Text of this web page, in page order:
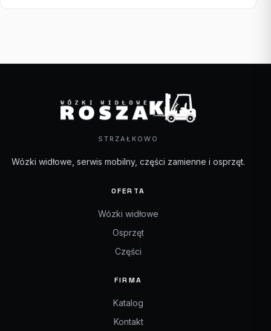
STRZAŁKOWO
Wózki widłowe, serwis mobilny, części zamienne i osprzęt.
OFERTA
Wózki widłowe
Osprzęt
Części
FIRMA
Katalog
Kontakt